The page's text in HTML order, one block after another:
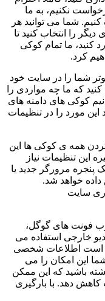
نکنیم، به ما
شما می توانید هر
را انتخاب کنید تا
کنید، ما تمام کوکی
کرد.
شما را در سایت خود
که ما چه مواردی را
کوکی های دامنه های
این مورد را در تنظیمات
همه ی کوکی ها این
برای ذخیره این تنظیمات نیاز
پنجره مرورگر جدید یا
داده خواهد شد.
سایت
فونت های گوگل،
خارجی استفاده می
است اطلاعات شخصی
این امکان را می
باشید که این ممکن
دهد. با بارگیری